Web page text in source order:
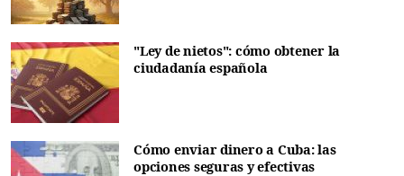
"Ley de nietos": cómo obtener la
ciudadanía española
Cómo enviar dinero a Cuba: las
opciones seguras y efectivas